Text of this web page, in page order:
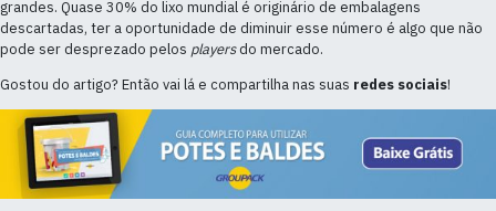
grandes. Quase 30% do lixo mundial é originário de embalagens
descartadas, ter a oportunidade de diminuir esse número é algo que não
pode ser desprezado pelos playersdo mercado.
Gostou do artigo? Então vai lá e compartilha nas suas redes sociais!